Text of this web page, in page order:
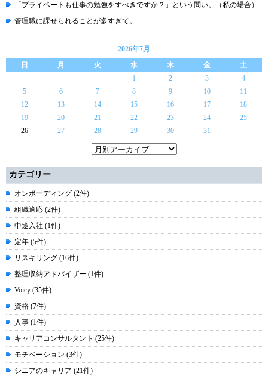
「プライベートも仕事の勉強をすべきですか？」という問い。（私の場合）
管理職に課せられることが多すぎて。
2026年7月
日
月 火 水 木 金
土
1
2 3
4
5
6 7 8 9 10
11
12
13 14 15 16 17
18
19
20 21 22 23 24
25
26
27 28 29 30 31
カテゴリー
オンボーディング (2件)
組織適応 (2件)
中途入社 (1件)
定年 (5件)
リスキリング (16件)
整理収納アドバイザー (1件)
Voicy (35件)
資格 (7件)
人事 (1件)
キャリアコンサルタント (25件)
モチベーション (3件)
シニアのキャリア (21件)